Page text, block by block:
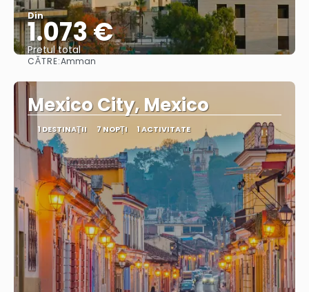
Din
1.073 €
Pretul total
CĂTRE:Amman
Mexico City, Mexico
1 DESTINAŢII 7 NOPȚI 1 ACTIVITATE